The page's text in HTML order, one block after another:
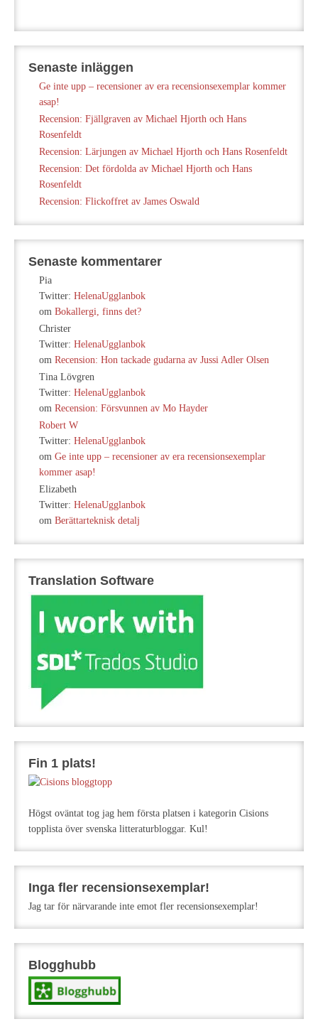
Senaste inläggen
Ge inte upp – recensioner av era recensionsexemplar kommer
asap!
Recension: Fjällgraven av Michael Hjorth och Hans
Rosenfeldt
Recension: Lärjungen av Michael Hjorth och Hans Rosenfeldt
Recension: Det fördolda av Michael Hjorth och Hans
Rosenfeldt
Recension: Flickoffret av James Oswald
Senaste kommentarer
Pia
Twitter: HelenaUgglanbok
om Bokallergi, finns det?
Christer
Twitter: HelenaUgglanbok
om Recension: Hon tackade gudarna av Jussi Adler Olsen
Tina Lövgren
Twitter: HelenaUgglanbok
om Recension: Försvunnen av Mo Hayder
Robert W
Twitter: HelenaUgglanbok
om Ge inte upp – recensioner av era recensionsexemplar
kommer asap!
Elizabeth
Twitter: HelenaUgglanbok
om Berättarteknisk detalj
Translation Software
Fin 1 plats!
Högst oväntat tog jag hem första platsen i kategorin Cisions
topplista över svenska litteraturbloggar. Kul!
Inga fler recensionsexemplar!
Jag tar för närvarande inte emot fler recensionsexemplar!
Blogghubb